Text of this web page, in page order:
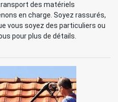
des matériels
en charge. Soyez rassurés,
vous soyez des particuliers ou
pour plus de détails.